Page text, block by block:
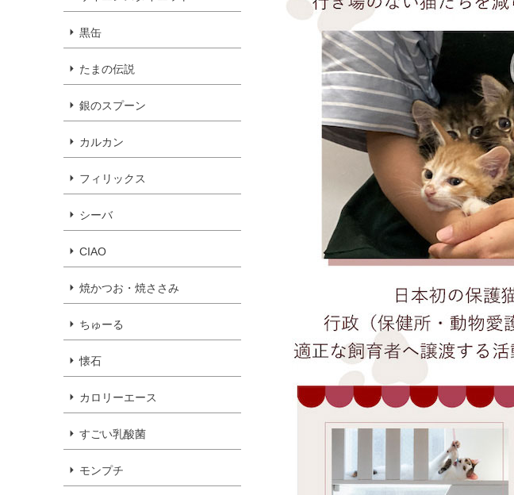
黒缶
たまの伝説
銀のスプーン
カルカン
フィリックス
シーバ
CIAO
焼かつお・焼ささみ
ちゅーる
懐石
カロリーエース
すごい乳酸菌
モンプチ